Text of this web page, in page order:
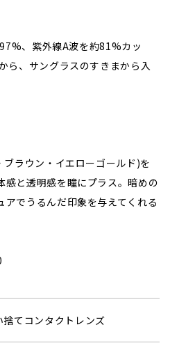
、紫外線A波を約81%カッ
ら、サングラスのすきまから入
ラウン・イエローゴールド)を
と透明感を瞳にプラス。暗めの
でうるんだ印象を与えてくれる
てコンタクトレンズ